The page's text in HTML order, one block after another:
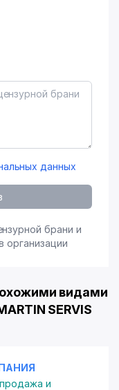
данных
брани и
организации
видами
SERVIS
и